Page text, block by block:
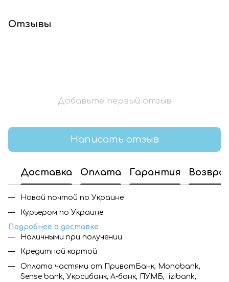
Отзывы
Добавьте первый отзыв
Написать отзыв
Доставка Оплата Гарантия
Новой почтой по Украине
Курьером по Украине
Подробнее о доставке
Наличными при получении
Кредитной картой
Оплата частями от ПриватБанк, Monobank,
Sense bank, Укрсибанк, А-банк, ПУМБ, izibank,